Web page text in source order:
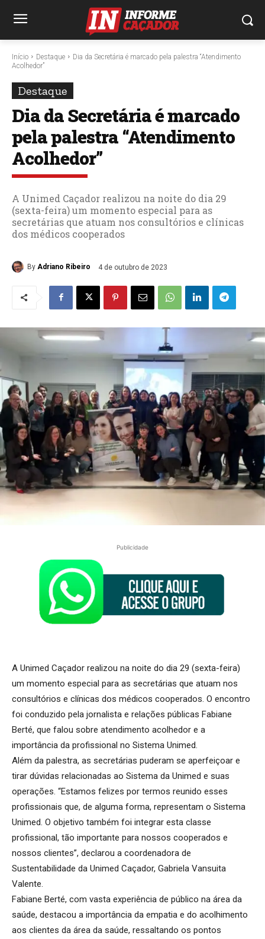
Início Destaque
Dia da Secretária é marcado pela palestra “Atendimento
Acolhedor”
Destaque
Dia da Secretária é marcado
pela palestra “Atendimento
Acolhedor”
A Unimed Caçador realizou na noite do dia 29
(sexta-feira) um momento especial para as
secretárias que atuam nos consultórios e clínicas
dos médicos cooperados
By Adriano Ribeiro 4 de outubro de 2023
Publicidade
A Unimed Caçador realizou na noite do dia 29 (sexta-feira)
um momento especial para as secretárias que atuam nos
consultórios e clínicas dos médicos cooperados. O encontro
foi conduzido pela jornalista e relações públicas Fabiane
Berté, que falou sobre atendimento acolhedor e a
importância da profissional no Sistema Unimed.
Além da palestra, as secretárias puderam se aperfeiçoar e
tirar dúvidas relacionadas ao Sistema da Unimed e suas
operações. “Estamos felizes por termos reunido esses
profissionais que, de alguma forma, representam o Sistema
Unimed. O objetivo também foi integrar esta classe
profissional, tão importante para nossos cooperados e
nossos clientes”, declarou a coordenadora de
Sustentabilidade da Unimed Caçador, Gabriela Vansuita
Valente.
Fabiane Berté, com vasta experiência de público na área da
saúde, destacou a importância da empatia e do acolhimento
aos clientes da área da saúde, ressaltando os pontos